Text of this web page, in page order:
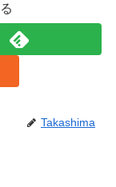
Takashima